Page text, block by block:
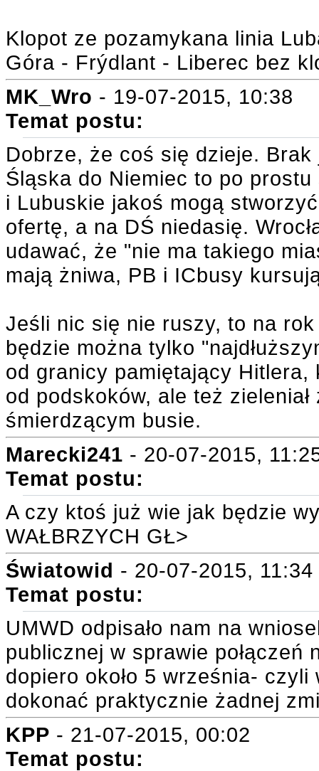
Klopot ze pozamykana linia
Góra - Frýdlant - Liberec bez
MK_Wro - 19-07-2015, 10:38
Temat postu:
Dobrze, że coś się dzieje.
Śląska do Niemiec to po
i Lubuskie jakoś mogą
ofertę, a na DŚ niedasię.
udawać, że "nie ma takiego
mają żniwa, PB i ICbusy
Jeśli nic się nie ruszy, to na
będzie można tylko
od granicy pamiętający Hitlera,
od podskoków, ale też
śmierdzącym busie.
Marecki241 - 20-07-2015,
Temat postu:
A czy ktoś już wie jak będzie
WAŁBRZYCH GŁ>
Światowid - 20-07-2015, 11:34
Temat postu:
UMWD odpisało nam na
publicznej w sprawie
dopiero około 5 września-
dokonać praktycznie żadnej
KPP - 21-07-2015, 00:02
Temat postu: